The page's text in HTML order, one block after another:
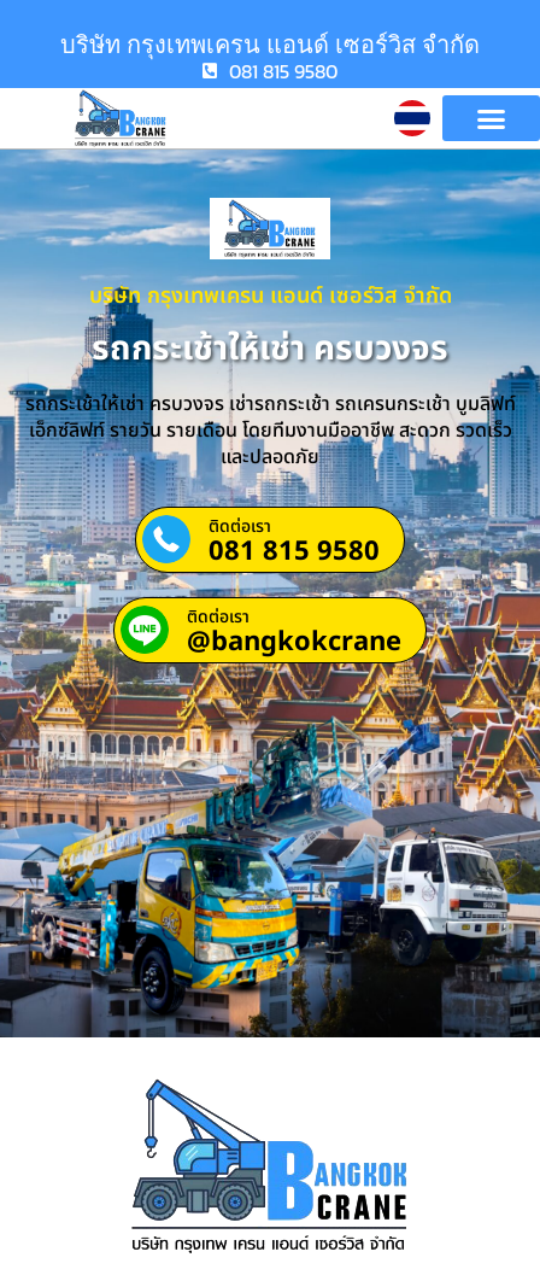
บริษัท กรุงเทพเครน แอนด์ เซอร์วิส จำกัด
081 815 9580
บริษัท กรุงเทพเครน แอนด์ เซอร์วิส จำกัด
รถกระเช้าให้เช่า ครบวงจร
รถกระเช้าให้เช่า ครบวงจร เช่ารถกระเช้า รถเครนกระเช้า บูมลิฟท์
เอ็กซ์ลิฟท์ รายวัน รายเดือน โดยทีมงานมืออาชีพ สะดวก รวดเร็ว
และปลอดภัย
ติดต่อเรา
081 815 9580
ติดต่อเรา
@bangkokcrane